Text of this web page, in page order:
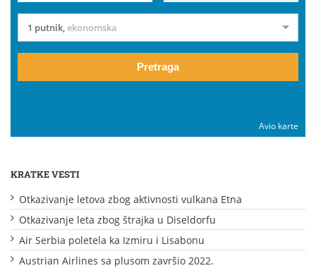
1 putnik ekonomska
Pretraga
Avio karte
KRATKE VESTI
Otkazivanje letova zbog aktivnosti vulkana Etna
Otkazivanje leta zbog štrajka u Diseldorfu
Air Serbia poletela ka Izmiru i Lisabonu
Austrian Airlines sa plusom završio 2022.